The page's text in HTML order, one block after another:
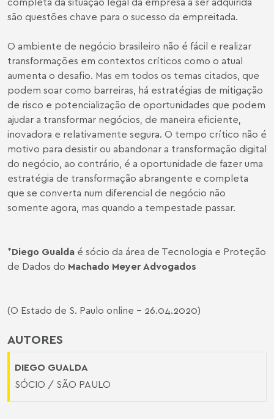
AUTORES
DIEGO GUALDA
SÓCIO / SÃO PAULO
são questões chave para o sucesso da empreitada.
O ambiente de negócio brasileiro não é fácil e realizar
transformações em contextos críticos como o atual
aumenta o desafio. Mas em todos os temas citados, que
podem soar como barreiras, há estratégias de mitigação
de risco e potencialização de oportunidades que podem
ajudar a transformar negócios, de maneira eficiente,
inovadora e relativamente segura. O tempo crítico não é
motivo para desistir ou abandonar a transformação digital
do negócio, ao contrário, é a oportunidade de fazer uma
estratégia de transformação abrangente e completa
que se converta num diferencial de negócio não
somente agora, mas quando a tempestade passar.
*Diego Gualda é sócio da área de Tecnologia e Proteção
de Dados do Machado Meyer Advogados
(O Estado de S. Paulo online - 26.04.2020)